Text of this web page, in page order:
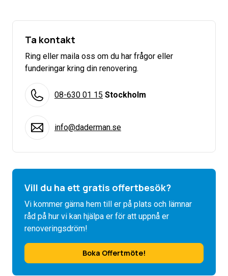
Ta kontakt
Ring eller maila oss om du har frågor eller
funderingar kring din renovering.
08-630 01 15 Stockholm
info@daderman.se
Vill du ha ett gratis offertbesök?
Vi kommer gärna hem till er på plats och lämnar
råd på hur vi kan hjälpa er för att uppnå er
renoveringsdröm!
Boka Offertmöte!